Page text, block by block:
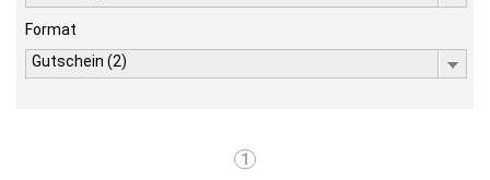
Format
Gutschein (2)
1